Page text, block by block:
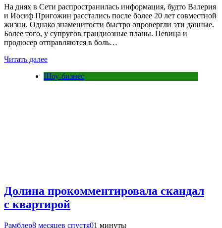
На днях в Сети распространилась информация, будто Валерия
и Иосиф Пригожин расстались после более 20 лет совместной
жизни. Однако знаменитости быстро опровергли эти данные.
Более того, у супругов грандиозные планы. Певица и
продюсер отправляются в боль…
Читать далее
Шоу-бизнес
Долина прокомментировала скандал
с квартирой
Рамблер8 месяцев спустя01 минуты